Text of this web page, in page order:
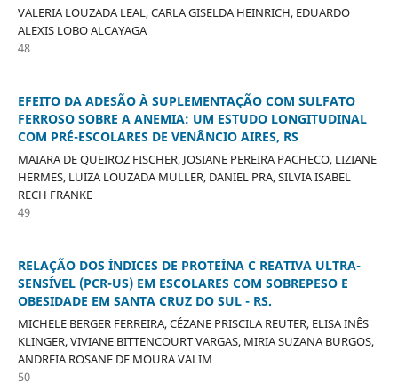
VALERIA LOUZADA LEAL, CARLA GISELDA HEINRICH, EDUARDO
ALEXIS LOBO ALCAYAGA
48
EFEITO DA ADESÃO À SUPLEMENTAÇÃO COM SULFATO
FERROSO SOBRE A ANEMIA: UM ESTUDO LONGITUDINAL
COM PRÉ-ESCOLARES DE VENÂNCIO AIRES, RS
MAIARA DE QUEIROZ FISCHER, JOSIANE PEREIRA PACHECO, LIZIANE
HERMES, LUIZA LOUZADA MULLER, DANIEL PRA, SILVIA ISABEL
RECH FRANKE
49
RELAÇÃO DOS ÍNDICES DE PROTEÍNA C REATIVA ULTRA-
SENSÍVEL (PCR-US) EM ESCOLARES COM SOBREPESO E
OBESIDADE EM SANTA CRUZ DO SUL - RS.
MICHELE BERGER FERREIRA, CÉZANE PRISCILA REUTER, ELISA INÊS
KLINGER, VIVIANE BITTENCOURT VARGAS, MIRIA SUZANA BURGOS,
ANDREIA ROSANE DE MOURA VALIM
50